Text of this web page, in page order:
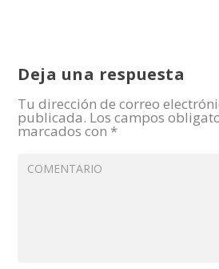
Deja una respuesta
Tu dirección de correo
publicada. Los campos
marcados con *